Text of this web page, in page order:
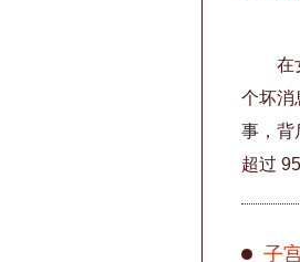
在
个坏消
事，背
超过
子